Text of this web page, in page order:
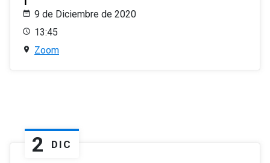
9 de Diciembre de 2020
13:45
Zoom
2 DIC